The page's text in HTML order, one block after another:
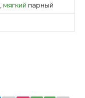
мягкий парный